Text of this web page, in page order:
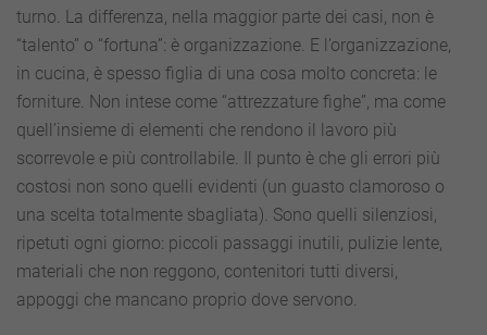
gli
“silenziosi”
che
fanno
perdere
turno. La differenza, nella maggior parte dei casi, non è
“talento” o “fortuna”: è organizzazione. E l’organizzazione,
in cucina, è spesso figlia di una cosa molto concreta: le
forniture. Non intese come “attrezzature fighe”, ma come
quell’insieme di elementi che rendono il lavoro più
scorrevole e più controllabile. Il punto è che gli errori più
costosi non sono quelli evidenti (un guasto clamoroso o
una scelta totalmente sbagliata). Sono quelli silenziosi,
ripetuti ogni giorno: piccoli passaggi inutili, pulizie lente,
materiali che non reggono, contenitori tutti diversi,
appoggi che mancano proprio dove servono.